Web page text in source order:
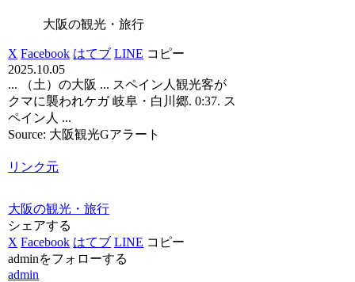
大阪の観光・旅行
X Facebook はてブ LINE コピー
2025.10.05
... （土）の大阪 ... スペイン人観光客が
クマに襲われケガ 岐阜・白川郷. 0:37. ス
ペイン人 ...
Source: 大阪観光Gアラート
リンク元
大阪の観光・旅行
シェアする
X Facebook はてブ LINE コピー
adminをフォローする
admin